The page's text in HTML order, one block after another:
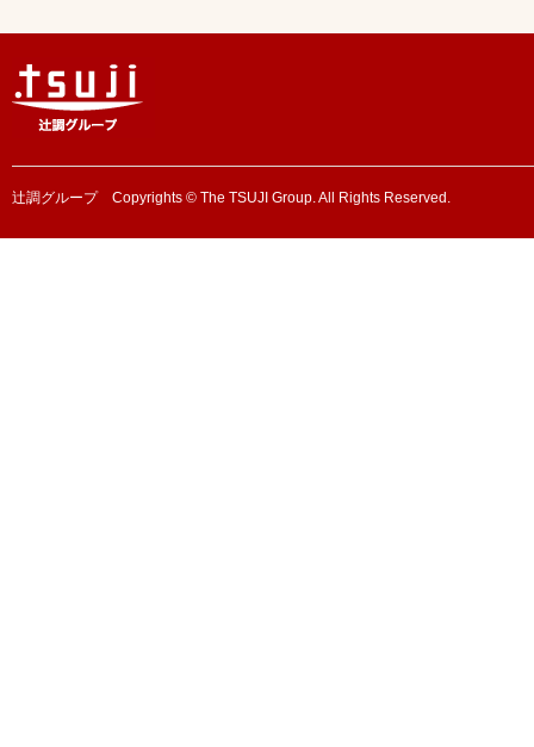
辻調グループ Copyrights © The TSUJI Group. All Rights Reserved.